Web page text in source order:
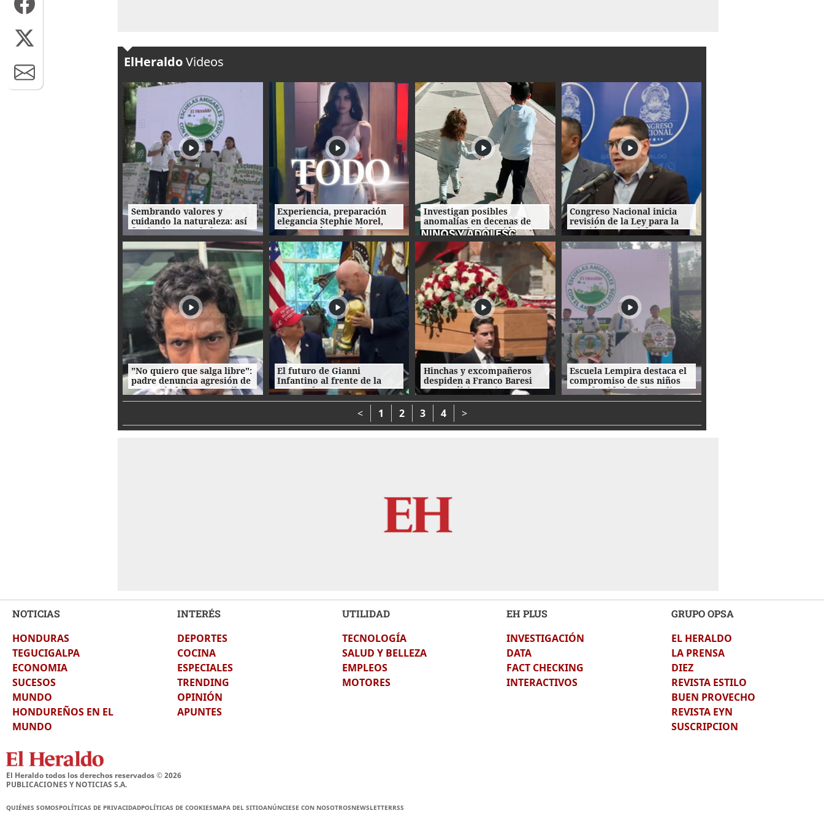
ElHeraldoVideos
Sembrando valores y
cuidando la naturaleza: así
fue la clausura de las
Escuelas Amigables con el
Ambiente
Experiencia, preparación
elegancia Stephie Morel,
Miss Cortés va por la corona
de Miss Honduras 2026
Investigan posibles
anomalías en decenas de
procesos de adopción en
Honduras
Congreso Nacional inicia
revisión de la Ley para la
Gestión Integral de
Residuos en Honduras
"No quiero que salga libre":
padre denuncia agresión de
su propio hijo en La Ceiba
El futuro de Gianni
Infantino al frente de la
FIFA enfrenta
cuestionamientos
Hinchas y excompañeros
despiden a Franco Baresi
con un último 'Ciao
capitano'
Escuela Lempira destaca el
compromiso de sus niños
con el cuidado del medio
ambiente
< 1 2 3 4 >
NOTICIAS
HONDURAS
TEGUCIGALPA
ECONOMIA
SUCESOS
MUNDO
HONDUREÑOS EN EL
MUNDO
INTERÉS
DEPORTES
COCINA
ESPECIALES
TRENDING
OPINIÓN
APUNTES
UTILIDAD
TECNOLOGÍA
SALUD Y BELLEZA
EMPLEOS
MOTORES
EH PLUS
INVESTIGACIÓN
DATA
FACT CHECKING
INTERACTIVOS
GRUPO OPSA
EL HERALDO
LA PRENSA
DIEZ
REVISTA ESTILO
BUEN PROVECHO
REVISTA EYN
SUSCRIPCION
El Heraldo todos los derechos reservados ©2026
PUBLICACIONES Y NOTICIAS S.A.
QUIÉNES SOMOSPOLÍTICAS DE PRIVACIDADPOLÍTICAS DE COOKIESMAPA DEL SITIOANÚNCIESE CON NOSOTROSNEWSLETTERRSS